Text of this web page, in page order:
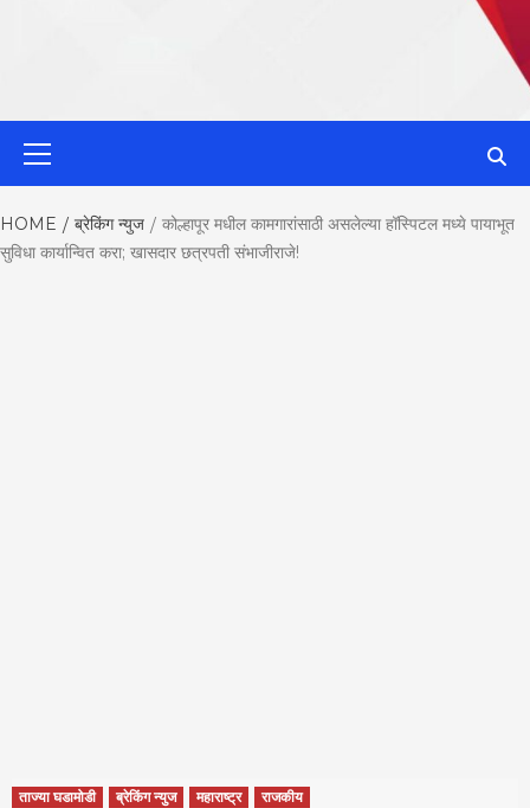
Best News
HOME ब्रेकिंग न्युज
कोल्हापूर मधील कामगारांसाठी असलेल्या हॉस्पिटल मध्ये पायाभूत
सुविधा कार्यान्वित करा; खासदार छत्रपती संभाजीराजे!
ताज्या घडामोडी ब्रेकिंग न्युज महाराष्ट्र राजकीय